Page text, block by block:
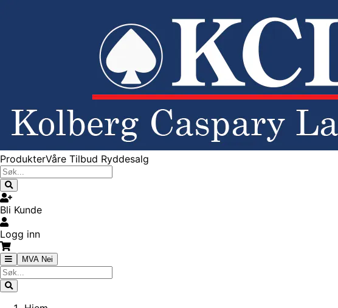
ProdukterVåre Tilbud Ryddesalg
Bli Kunde
Logg inn
MVA Nei